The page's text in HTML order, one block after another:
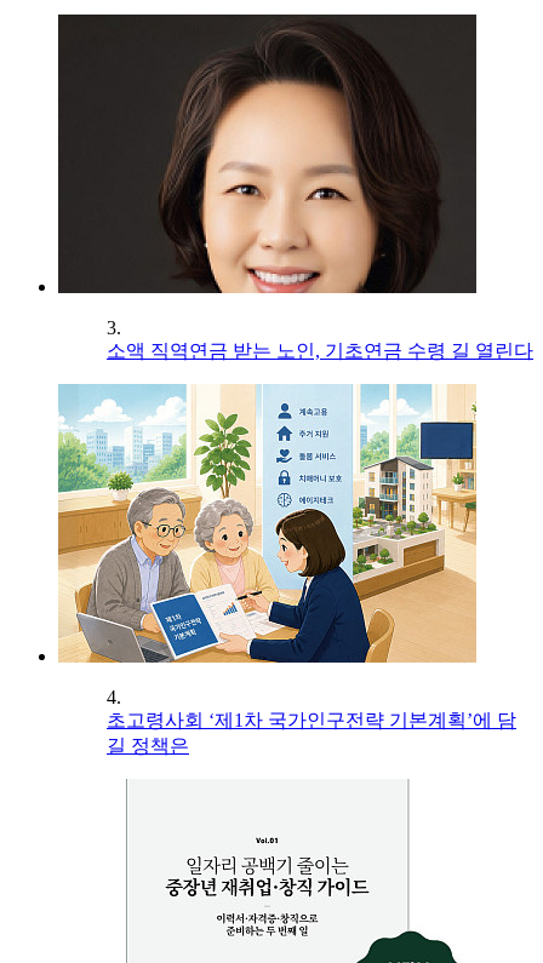
3.
소액 직역연금 받는 노인, 기초연금 수령 길 열린다
4.
초고령사회 ‘제1차 국가인구전략 기본계획’에 담
길 정책은